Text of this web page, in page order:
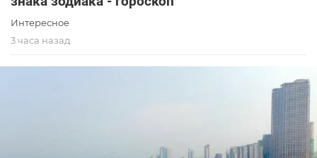
Интересное
3 часа назад